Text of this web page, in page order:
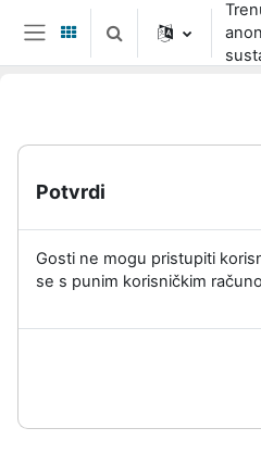
Preskoči na sadržaj
Bočni panel
Toggle search input
Potvrdi
Gosti ne mogu pristupiti
se s punim korisničkim